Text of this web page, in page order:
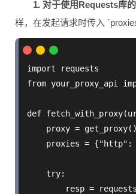
1. 对于使用Requests库的
样，在发起请求时传入
import requests
from your_proxy_api
def
proxy =
proxies =
    try:
resp =